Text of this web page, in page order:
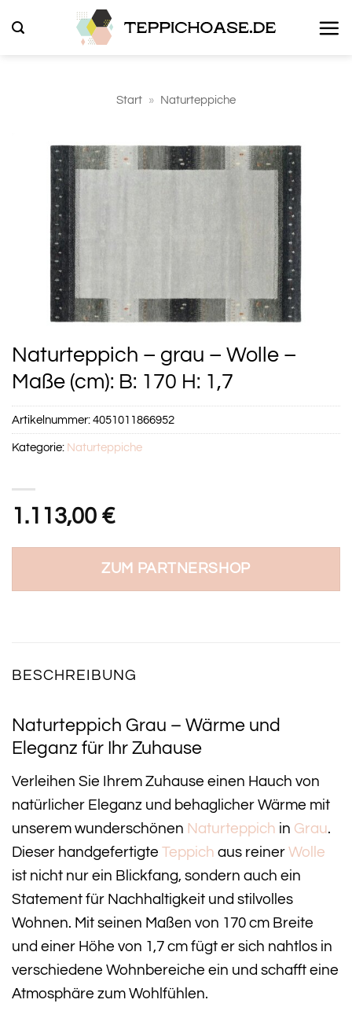
Inhalt
Start » Naturteppiche
Naturteppich – grau – Wolle –
Maße (cm): B: 170 H: 1,7
1.113,00 €
ZUM PARTNERSHOP
Artikelnummer:4051011866952
Kategorie: Naturteppiche
BESCHREIBUNG
Naturteppich Grau – Wärme und
Eleganz für Ihr Zuhause
Verleihen Sie Ihrem Zuhause einen Hauch von
natürlicher Eleganz und behaglicher Wärme mit
unserem wunderschönen Naturteppich in Grau.
Dieser handgefertigte Teppich aus reiner Wolle
ist nicht nur ein Blickfang, sondern auch ein
Statement für Nachhaltigkeit und stilvolles
Wohnen. Mit seinen Maßen von 170 cm Breite
und einer Höhe von 1,7 cm fügt er sich nahtlos in
verschiedene Wohnbereiche ein und schafft eine
Atmosphäre zum Wohlfühlen.